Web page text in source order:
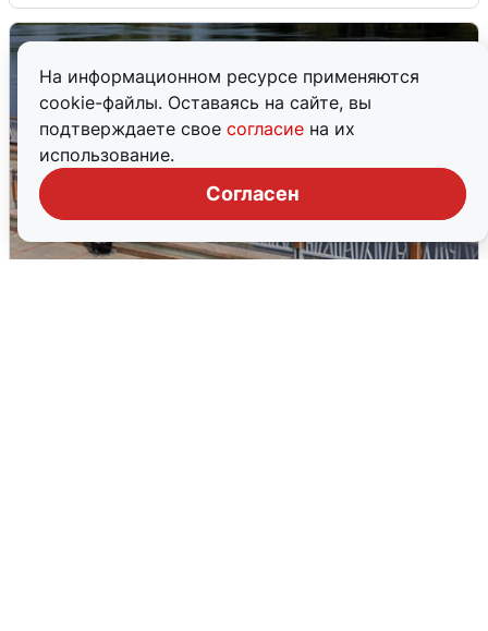
На информационном ресурсе применяются
cookie-файлы. Оставаясь на сайте, вы
подтверждаете свое согласие на их
использование.
Согласен